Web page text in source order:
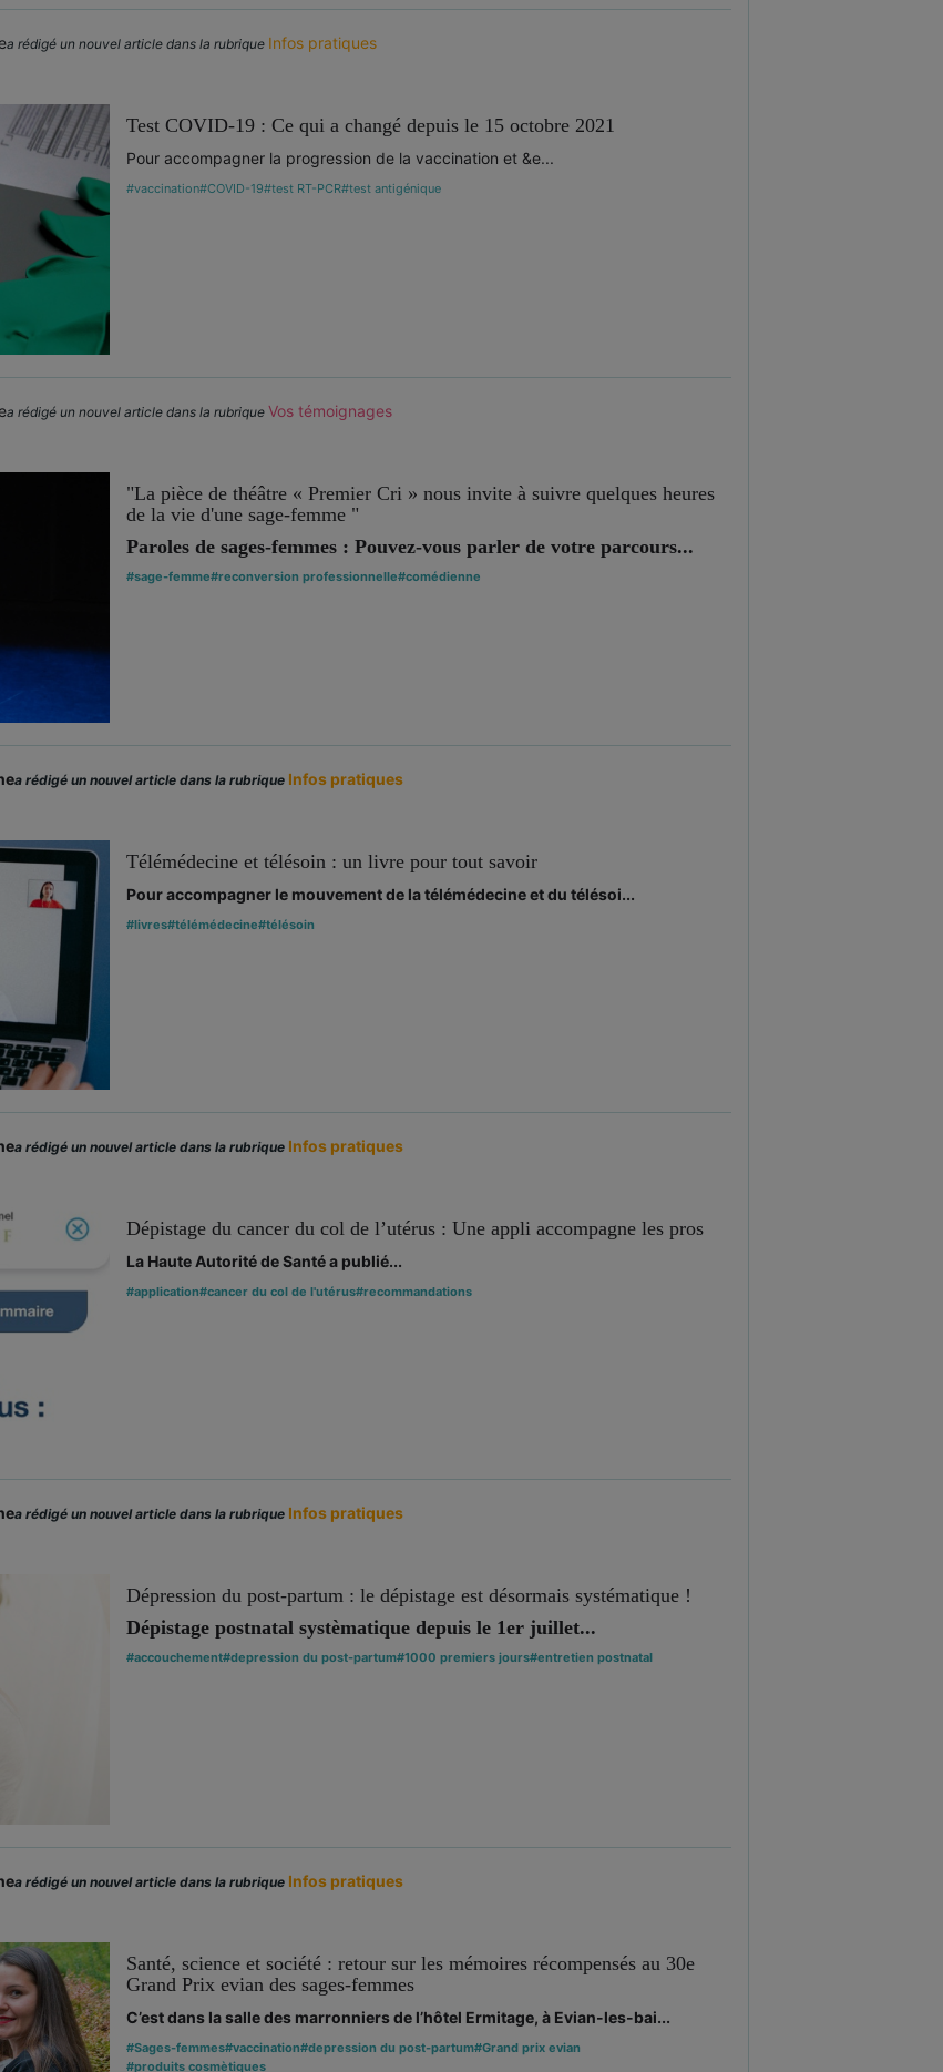
a rédigé un nouvel article dans la rubrique Infos pratiques
Test COVID-19 : Ce qui a changé depuis le 15 octobre 2021
Pour accompagner la progression de la vaccination et &e...
#vaccination#COVID-19#test RT-PCR#test antigénique
a rédigé un nouvel article dans la rubriqueVos témoignages
"La pièce de théâtre « Premier Cri » nous invite à suivre quelques heures
de la vie d'une sage-femme "
Paroles de sages-femmes : Pouvez-vous parler de votre parcours...
#sage-femme#reconversion professionnelle#comédienne
a rédigé un nouvel article dans la rubrique Infos pratiques
Télémédecine et télésoin : un livre pour tout savoir
Pour accompagner le mouvement de la télémédecine et du télésoi...
#livres#télémédecine#télésoin
a rédigé un nouvel article dans la rubrique Infos pratiques
Dépistage du cancer du col de l’utérus : Une appli accompagne les pros
La Haute Autorité de Santé a publié...
#application#cancer du col de l'utérus#recommandations
a rédigé un nouvel article dans la rubrique Infos pratiques
Dépression du post-partum : le dépistage est désormais systématique !
Dépistage postnatal systèmatique depuis le 1er juillet...
#accouchement#depression du post-partum#1000 premiers jours#entretien postnatal
a rédigé un nouvel article dans la rubrique Infos pratiques
Santé, science et société : retour sur les mémoires récompensés au 30e
Grand Prix evian des sages-femmes
C’est dans la salle des marronniers de l’hôtel Ermitage, à Evian-les-bai...
#Sages-femmes#vaccination#depression du post-partum#Grand prix evian
#produits cosmètiques